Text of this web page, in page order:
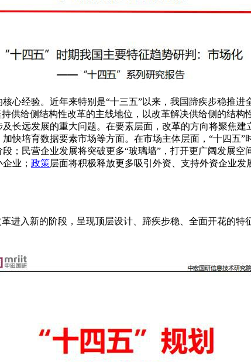
心经验。近年来特别是“十三五”以来，我国蹄疾步稳推
供给侧结构性改革的主线地位，以改革解决供给侧的结
长远发展的重大问题。在要素层面，改革的方向将聚焦
快培育数据要素市场等方面。在市场主体层面，“十四五”
；民营企业发展将突破更多“玻璃墙”，打开更广阔发展
业； 政策层面将积极释放更多吸引外资、支持外资企业
进入新的阶段，呈现顶层设计、蹄疾步稳、全面开花的特